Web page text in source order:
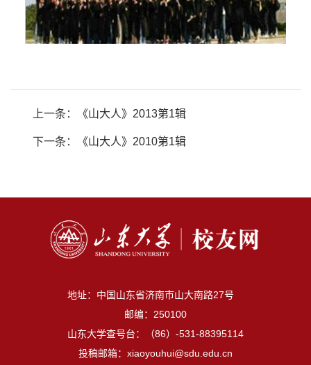
上一条： 《山大人》2013第1辑
下一条： 《山大人》2010第1辑
地址：中国山东省济南市山大南路27号
邮编：250100
山东大学查号台：（86）-531-88395114
投稿邮箱：xiaoyouhui@sdu.edu.cn